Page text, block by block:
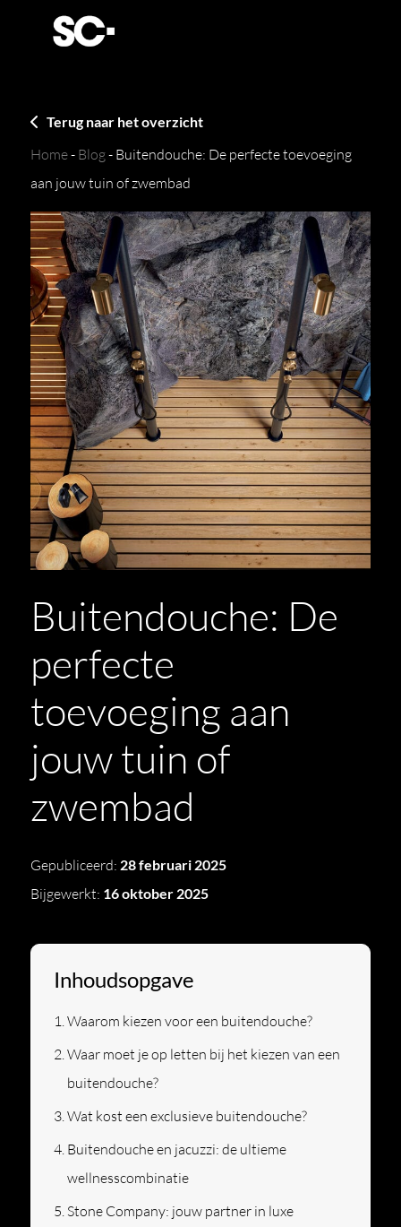
Terug naar het overzicht
Home- Blog- Buitendouche: De perfecte toevoeging
aan jouw tuin of zwembad
Buitendouche: De
perfecte
toevoeging aan
jouw tuin of
zwembad
Gepubliceerd:28 februari 2025
Bijgewerkt: 16 oktober 2025
Inhoudsopgave
Waarom kiezen voor een buitendouche?
Waar moet je op letten bij het kiezen van een
buitendouche?
Wat kost een exclusieve buitendouche?
Buitendouche en jacuzzi: de ultieme
wellnesscombinatie
Stone Company: jouw partner in luxe